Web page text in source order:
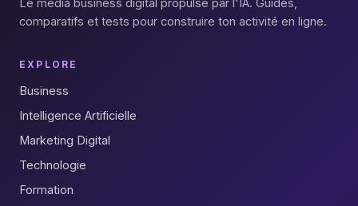
Le média business digital propulsé par l'IA. Guides,
comparatifs et tests pour construire ton activité en ligne.
EXPLORE
Business
Intelligence Artificielle
Marketing Digital
Technologie
Formation